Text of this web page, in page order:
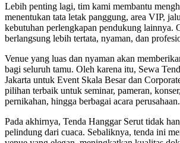
Lebih penting lagi, tim kami membantu
menentukan tata letak panggung, area VIP,
kebutuhan perlengkapan pendukung lainnya.
berlangsung lebih tertata, nyaman, dan
Venue yang luas dan nyaman akan
bagi seluruh tamu. Oleh karena itu, Sewa
Jakarta untuk Event Skala Besar dan
pilihan terbaik untuk seminar, pameran,
pernikahan, hingga berbagai acara perusahaan.
Pada akhirnya, Tenda Hanggar Serut tidak
pelindung dari cuaca. Sebaliknya, tenda ini